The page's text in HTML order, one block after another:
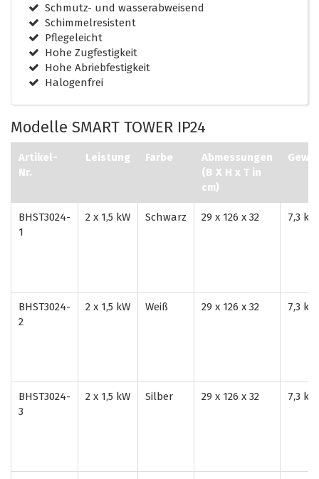
Schmutz- und wasserabweisend
Schimmelresistent
Pflegeleicht
Hohe Zugfestigkeit
Hohe Abriebfestigkeit
Halogenfrei
Modelle SMART TOWER IP24
Artikel-
Nr.
Leistung Farbe
Abmessungen
(B X H x T in
cm)
BHST3024-
1
2 x 1,5 kW Schwarz 29 x 126 x 32 7,3 kg
BHST3024-
2
2 x 1,5 kW Weiß 29 x 126 x 32 7,3 kg
BHST3024-
3
2 x 1,5 kW Silber 29 x 126 x 32 7,3 kg